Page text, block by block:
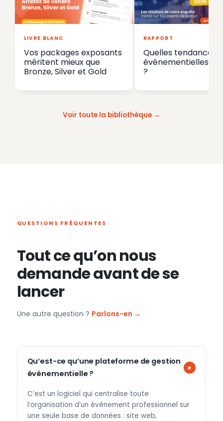
LIVRE BLANC
Vos packages exposants
méritent mieux que
Bronze, Silver et Gold
RAPPORT
Quelles tendances
événementielles en
?
Voir toute la bibliothèque
QUESTIONS FRÉQUENTES
Tout ce qu’on nous
demande avant de se
lancer
Une autre question ? Parlons-en →
Qu’est-ce qu’une plateforme de gestion
événementielle ?
C’est un logiciel qui centralise toute
l’organisation d’un événement professionnel sur
une seule base de données : site web,